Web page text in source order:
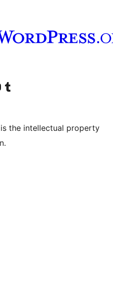
访问我们的 Tumblr 账号
the intellectual property